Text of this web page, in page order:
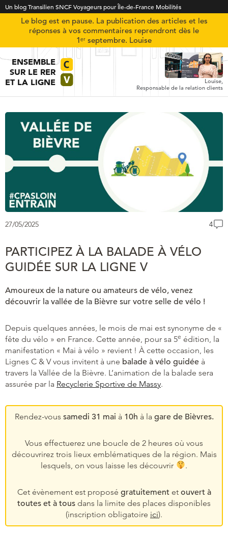
Un blog Transilien SNCF Voyageurs pour Île-de-France Mobilités
Le blog est en pause. La publication des articles et les
réponses à vos commentaires reprendront dès le
1ᵉʳ septembre. Louise
ENSEMBLE
SUR LE RER
ET LA LIGNE
Louise,
Responsable de la relation clients
27/05/2025 4
PARTICIPEZ À LA BALADE À VÉLO
GUIDÉE SUR LA LIGNE V
Amoureux de la nature ou amateurs de vélo, venez
découvrir la vallée de la Bièvre sur votre selle de vélo !
Depuis quelques années, le mois de mai est synonyme de «
fête du vélo » en France. Cette année, pour sa 5e édition, la
manifestation « Mai à vélo » revient ! À cette occasion, les
Lignes C & V vous invitent à une balade à vélo guidée à
travers la Vallée de la Bièvre. L’animation de la balade sera
assurée par la Recyclerie Sportive de Massy.
Rendez-vous samedi 31 mai à 10h à la gare de Bièvres.
Vous effectuerez une boucle de 2 heures où vous
découvrirez trois lieux emblématiques de la région. Mais
lesquels, on vous laisse les découvrir
.
Cet évènement est proposé gratuitementet ouvert à
toutes et à tous dans la limite des places disponibles
(inscription obligatoire ici).